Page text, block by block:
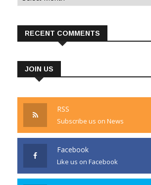
RECENT COMMENTS
JOIN US
RSS
Subscribe us on News
Facebook
Like us on Facebook